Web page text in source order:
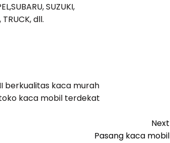
SUZUKI,
TRUCK, dll.
berkualitas kaca murah
kaca mobil terdekat
Next
Pasang kaca mobil